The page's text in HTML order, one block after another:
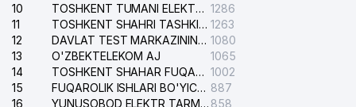
10
TOSHKENT TUMANI ELEKTR TARMOG'I AVARIYA XIZMATI 1286
11
TOSHKENT SHAHRI TASHKILOT TELEFONLARI HAQIDA MA'LUMOT BYUROSI 1263
12
DAVLAT TEST MARKAZINING ISHONCH TELEFONLARI 1080
13
O'ZBEKTELEKOM AJ
1065
14
TOSHKENT SHAHAR FUQAROLIK ISHLARI BO'YICHA SUDI 1002
15
FUQAROLIK ISHLARI BO'YICHA YAKKASAROY TUMANLARARO SUDI 887
16
YUNUSOBOD ELEKTR TARMOG'I NOSOZLIKLARI XIZMATI 858